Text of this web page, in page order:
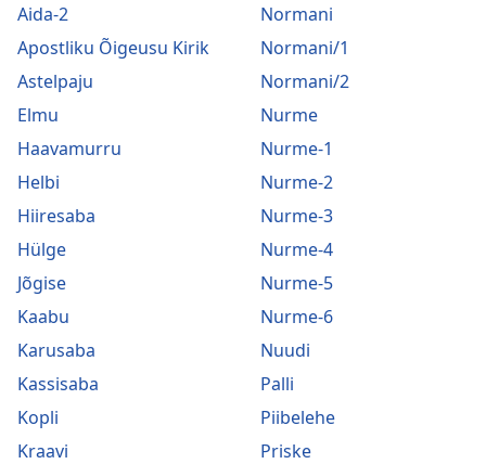
Aida-2
Apostliku Õigeusu Kirik
Astelpaju
Elmu
Haavamurru
Helbi
Hiiresaba
Hülge
Jõgise
Kaabu
Karusaba
Kassisaba
Kopli
Kraavi
Normani
Normani/1
Normani/2
Nurme
Nurme-1
Nurme-2
Nurme-3
Nurme-4
Nurme-5
Nurme-6
Nuudi
Palli
Piibelehe
Priske